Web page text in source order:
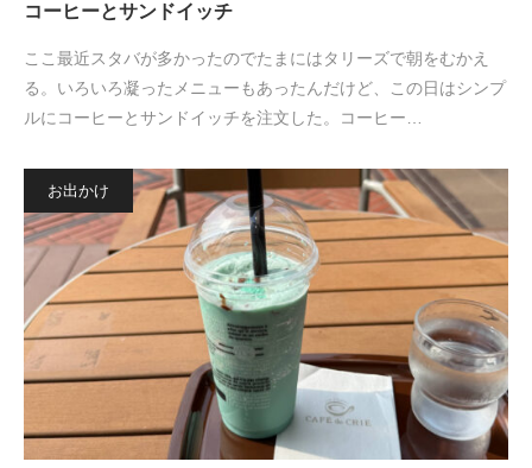
コーヒーとサンドイッチ
ここ最近スタバが多かったのでたまにはタリーズで朝をむかえ
る。いろいろ凝ったメニューもあったんだけど、この日はシンプ
ルにコーヒーとサンドイッチを注文した。コーヒー…
お出かけ